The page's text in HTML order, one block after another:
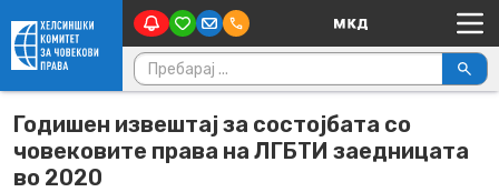
Skip to content Main Navigation
Пребарувај за:
Годишен извештај за состојбата со
човековите права на ЛГБТИ заедницата
во 2020